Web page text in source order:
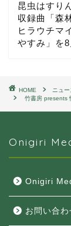
昆虫はすり
収録曲「森
ヒラウチマ
やすみ」を
HOME
ニュー
竹書房 presents
Onigiri
Onigiri
お問い合わ